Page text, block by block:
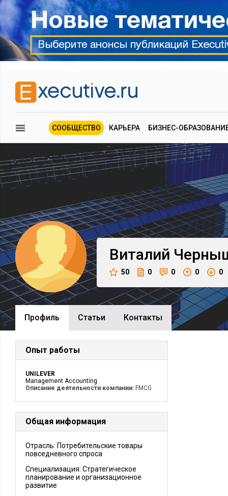
СООБЩЕСТВО КАРЬЕРА БИЗНЕС-
Виталий
50 0 0 0 0
Профиль Cтатьи Контакты
Опыт работы
UNILEVER
Management Accounting
Описание деятельности компании: FMCG
Общая информация
Отрасль: Потребительские товары
повседневного спроса
Специализация: Стратегическое
планирование и организационное
развитие